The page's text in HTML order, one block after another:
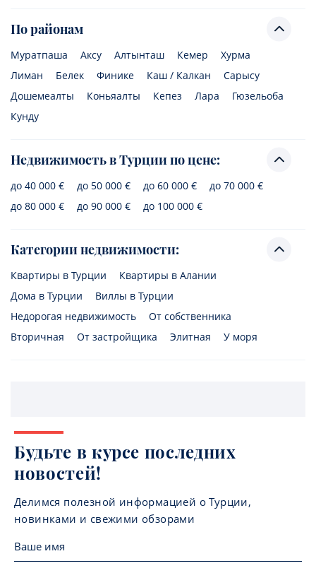
По районам
Муратпаша Аксу Алтынташ Кемер
Хурма
Лиман
Белек Финике Каш / Калкан
Сарысу
Дошемеалты
Коньяалты Кепез Лара
Гюзельоба
Кунду
Недвижимость в Турции по цене:
до 40 000 € до 50 000 € до 60 000 €
до 70 000 €
до 80 000 €
до 90 000 € до 100 000 €
Категории недвижимости:
Квартиры в Турции
Квартиры в Алании
Дома в Турции
Виллы в Турции
Недорогая недвижимость
От собственника
Вторичная
От застройщика Элитная У моря
Будьте в курсе последних
новостей!
Делимся полезной информацией о Турции,
новинками и свежими обзорами